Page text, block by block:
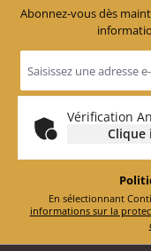
Abonnez-vous dès
e-
mail
*
Vérification
Clique
informations sur la